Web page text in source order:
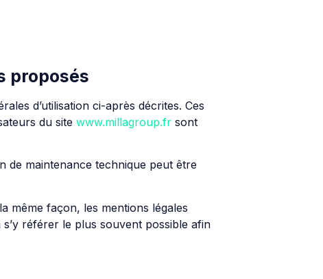
proposés
d’utilisation ci-après décrites. Ces
du site www.millagroup.fr sont
de maintenance technique peut être
même façon, les mentions légales
s’y référer le plus souvent possible afin